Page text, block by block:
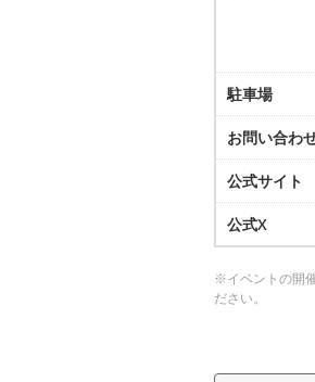
駐車場
お問い合わ
公式サイト
公式X
※イベントの開
ださい。